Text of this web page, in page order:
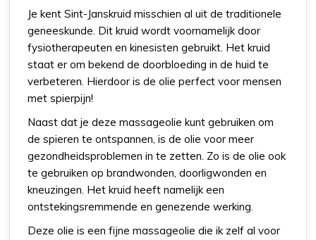
Je kent Sint-Janskruid misschien al uit de traditionele
geneeskunde. Dit kruid wordt voornamelijk door
fysiotherapeuten en kinesisten gebruikt. Het kruid
staat er om bekend de doorbloeding in de huid te
verbeteren. Hierdoor is de olie perfect voor mensen
met spierpijn!
Naast dat je deze massageolie kunt gebruiken om
de spieren te ontspannen, is de olie voor meer
gezondheidsproblemen in te zetten. Zo is de olie ook
te gebruiken op brandwonden, doorligwonden en
kneuzingen. Het kruid heeft namelijk een
ontstekingsremmende en genezende werking.
Deze olie is een fijne massageolie die ik zelf al voor